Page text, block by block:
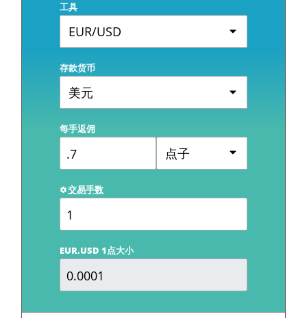
工具
EUR/USD
存款货币
美元
每手返佣
点子
交易手数
EUR.USD 1点大小